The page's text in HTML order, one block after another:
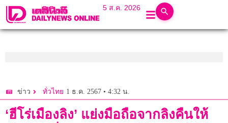
5 ส.ค. 2026
ข่าว ทั่วไทย 1 ธ.ค. 2567 • 4:32 น.
‘ฮีโร่เมืองลิง’ แย่งมือถือจากลิงคืนให้